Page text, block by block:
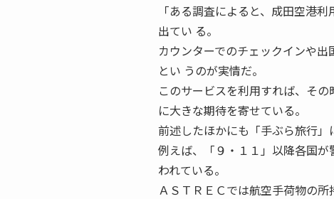
「ある調査によると、成田空港
出てい る。
カウンターでのチェックインや
とい うのが実情だ。
このサービスを利用すれば、そ
に大きな期待を寄せている。
前述したほかにも「手ぶら旅行」
例えば、「９・１１」以降各国
われている。
ＡＳＴＲＥＣでは航空手荷物の